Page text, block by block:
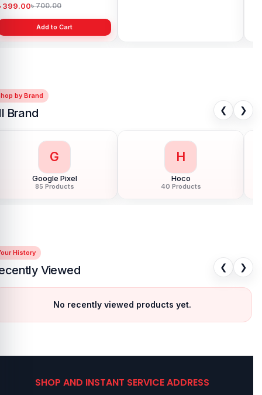
399.00৳ 700.00
Add to Cart
by Brand
Brand ❮ ❯
G
Google Pixel
85 Products
H
Hoco
40 Products
History
Viewed ❮ ❯
No recently viewed products yet.
SHOP AND INSTANT SERVICE ADDRESS